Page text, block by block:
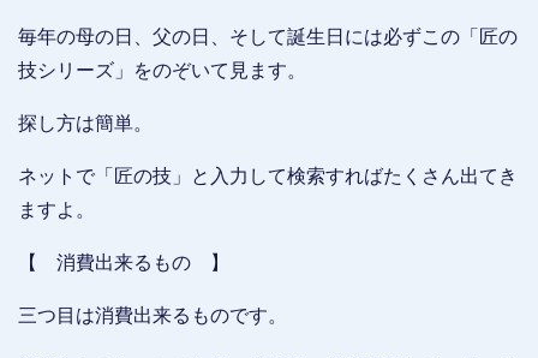
毎年の母の日、父の日、そして誕生日には必ずこの「匠の
技シリーズ」をのぞいて見ます。
探し方は簡単。
ネットで「匠の技」と入力して検索すればたくさん出てき
ますよ。
【 消費出来るもの 】
三つ目は消費出来るものです。